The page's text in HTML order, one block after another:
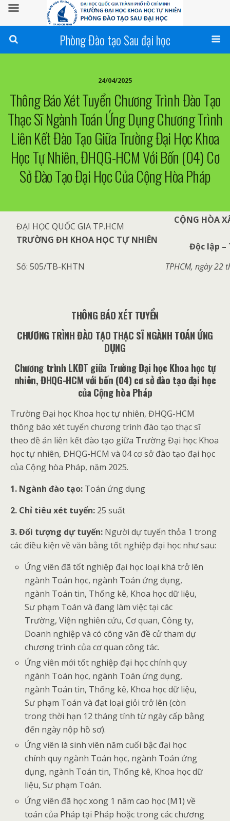
Phòng Đào tạo Sau đại học
24/04/2025
Thông Báo Xét Tuyển Chương Trình Đào Tạo
Thạc Sĩ Ngành Toán Ứng Dụng Chương Trình
Liên Kết Đào Tạo Giữa Trường Đại Học Khoa
Học Tự Nhiên, ĐHQG-HCM Với Bốn (04) Cơ
Sở Đào Tạo Đại Học Của Cộng Hòa Pháp
ĐẠI HỌC QUỐC GIA TP.HCM
TRƯỜNG ĐH KHOA HỌC TỰ NHIÊN
CỘNG HÒA
Độc lập –
Số: 505/TB-KHTN
TPHCM, ngày 22
THÔNG BÁO XÉT TUYỂN
CHƯƠNG TRÌNHĐÀO TẠO THẠC SĨ NGÀNH TOÁN ỨNG
DỤNG
Chương trình LKĐT giữa Trường Đại học Khoa học tự
nhiên, ĐHQG-HCMvới bốn (04) cơ sở đào tạo đại học
của Cộng hòa Pháp
Trường Đại học Khoa học tự nhiên, ĐHQG-HCM
thông báo xét tuyển chương trình đào tạo thạc sĩ
theo đề án liên kết đào tạo giữa Trường Đại học Khoa
học tự nhiên, ĐHQG-HCM và 04 cơ sở đào tạo đại học
của Cộng hòa Pháp, năm 2025.
1. Ngành đào tạo: Toán ứng dụng
2. Chỉ tiêu xét tuyển: 25 suất
3. Đối tượng dự tuyển: Người dự tuyển thỏa 1 trong
các điều kiện về văn bằng tốt nghiệp đại học như sau:
Ứng viên đã tốt nghiệp đại học loại khá trở lên
ngành Toán học, ngành Toán ứng dụng,
ngành Toán tin, Thống kê, Khoa học dữ liệu,
Sư phạm Toán và đang làm việc tại các
Trường, Viện nghiên cứu, Cơ quan, Công ty,
Doanh nghiệp và có công văn đề cử tham dự
chương trình của cơ quan công tác.
Ứng viên mới tốt nghiệp đại học chính quy
ngành Toán học, ngành Toán ứng dụng,
ngành Toán tin, Thống kê, Khoa học dữ liệu,
Sư phạm Toán và đạt loại giỏi trở lên (còn
trong thời hạn 12 tháng tính từ ngày cấp bằng
đến ngày nộp hồ sơ).
Ứng viên là sinh viên năm cuối bậc đại học
chính quy ngành Toán học, ngành Toán ứng
dụng, ngành Toán tin, Thống kê, Khoa học dữ
liệu, Sư phạm Toán.
Ứng viên đã học xong 1 năm cao học (M1) về
toán của Pháp tại Pháp hoặc trong các chương